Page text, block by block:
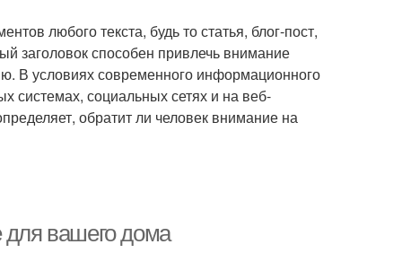
любого текста, будь то статья, блог-пост,
заголовок способен привлечь внимание
В условиях современного информационного
системах, социальных сетях и на веб-
обратит ли человек внимание на
для вашего дома